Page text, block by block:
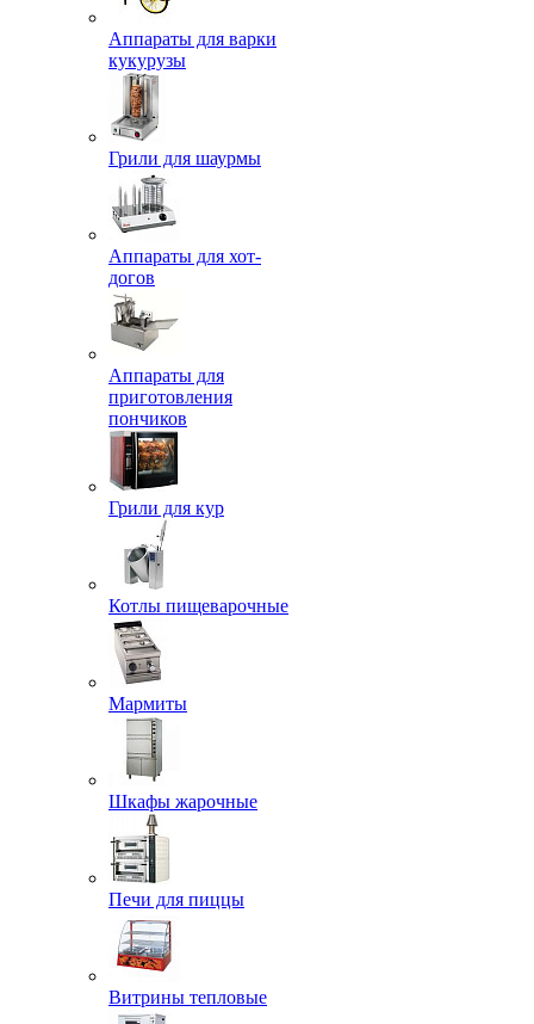
Аппараты для варки
кукурузы
Грили для шаурмы
Аппараты для хот-
догов
Аппараты для
приготовления
пончиков
Грили для кур
Котлы пищеварочные
Мармиты
Шкафы жарочные
Печи для пиццы
Витрины тепловые